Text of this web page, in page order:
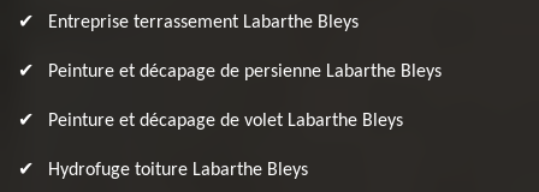
Entreprise terrassement Labarthe Bleys
Peinture et décapage de persienne Labarthe Bleys
Peinture et décapage de volet Labarthe Bleys
Hydrofuge toiture Labarthe Bleys